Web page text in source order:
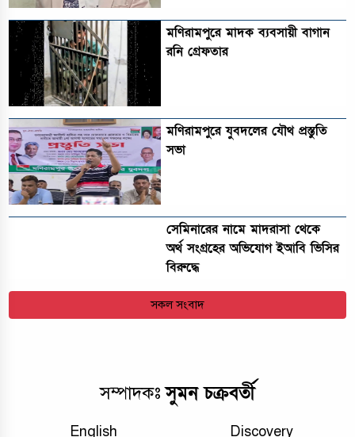
মণিরামপুরে মাদক ব্যবসায়ী বাগান
রনি গ্রেফতার
মণিরামপুরে যুবদলের যৌথ প্রস্তুতি
সভা
সেমিনারের নামে মাদরাসা থেকে
অর্থ সংগ্রহের অভিযোগ ইআবি ভিসির
বিরুদ্ধে
সকল সংবাদ
সম্পাদকঃসুমন চক্রবর্তী
English Discovery